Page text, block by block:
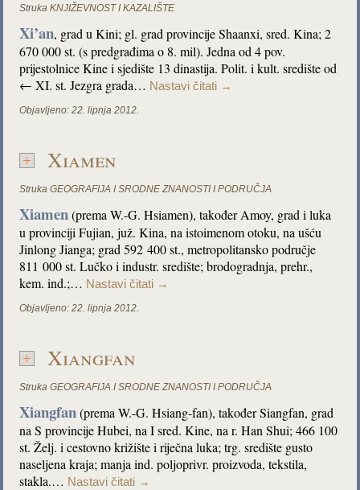
Struka KNJIŽEVNOST I KAZALIŠTE
Xi’an, grad u Kini; gl. grad provincije Shaanxi, sred. Kina; 2
670 000 st. (s predgrađima o 8. mil). Jedna od 4 pov.
prijestolnice Kine i sjedište 13 dinastija. Polit. i kult. središte od
← XI. st. Jezgra grada… Nastavi čitati →
Objavljeno: 22. lipnja 2012.
Xiamen
Struka GEOGRAFIJA I SRODNE ZNANOSTI I PODRUČJA
Xiamen(prema W.-G. Hsiamen), također Amoy, grad i luka
u provinciji Fujian, juž. Kina, na istoimenom otoku, na ušću
Jinlong Jianga; grad 592 400 st., metropolitansko područje
811 000 st. Lučko i industr. središte; brodogradnja, prehr.,
kem. ind.;… Nastavi čitati →
Objavljeno: 22. lipnja 2012.
Xiangfan
Struka GEOGRAFIJA I SRODNE ZNANOSTI I PODRUČJA
Xiangfan(prema W.-G. Hsiang-fan), također Siangfan, grad
na S provincije Hubei, na I sred. Kine, na r. Han Shui; 466 100
st. Želj. i cestovno križište i riječna luka; trg. središte gusto
naseljena kraja; manja ind. poljoprivr. proizvoda, tekstila,
stakla.… Nastavi čitati →